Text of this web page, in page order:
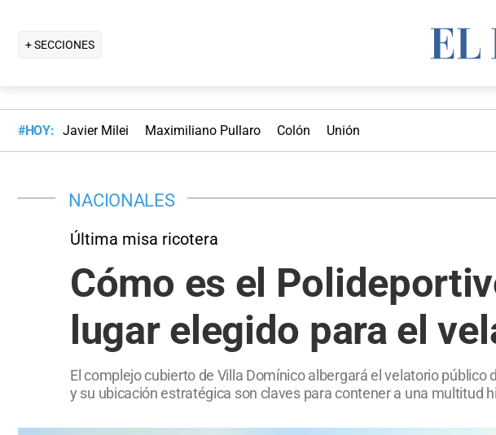
+ SECCIONES
#HOY: Javier Milei Maximiliano Pullaro Colón Unión
NACIONALES
Última misa ricotera
Cómo es el
lugar elegido para el
El complejo cubierto de Villa Domínico albergará el velatorio
y su ubicación estratégica son claves para contener a una multitud